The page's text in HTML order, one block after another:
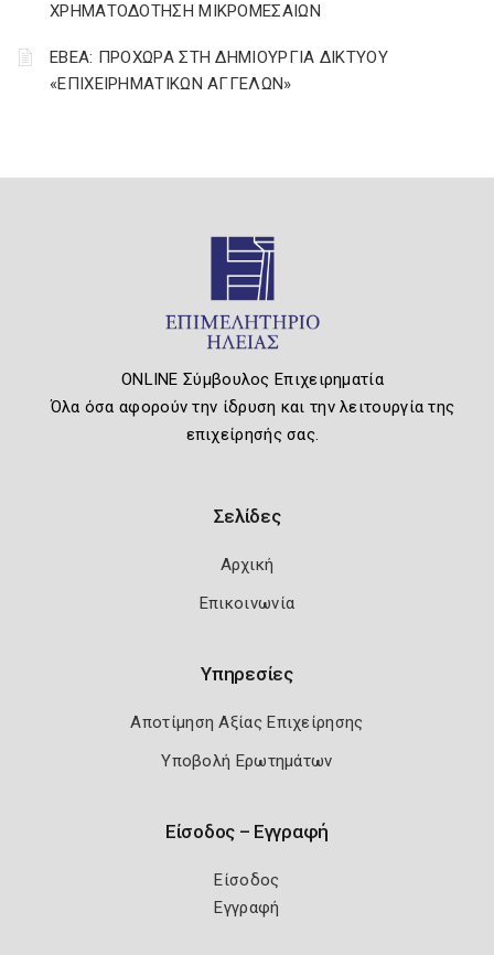
ΧΡΗΜΑΤΟΔΟΤΗΣΗ ΜΙΚΡΟΜΕΣΑΙΩΝ
ΕΒΕΑ: ΠΡΟΧΩΡΑ ΣΤΗ ΔΗΜΙΟΥΡΓΙΑ ΔΙΚΤΥΟΥ
«ΕΠΙΧΕΙΡΗΜΑΤΙΚΩΝ ΑΓΓΕΛΩΝ»
ONLINE Σύμβουλος Επιχειρηματία
Όλα όσα αφορούν την ίδρυση και την λειτουργία της
επιχείρησής σας.
Σελίδες
Αρχική
Επικοινωνία
Υπηρεσίες
Αποτίμηση Αξίας Επιχείρησης
Υποβολή Ερωτημάτων
Είσοδος – Εγγραφή
Είσοδος
Εγγραφή